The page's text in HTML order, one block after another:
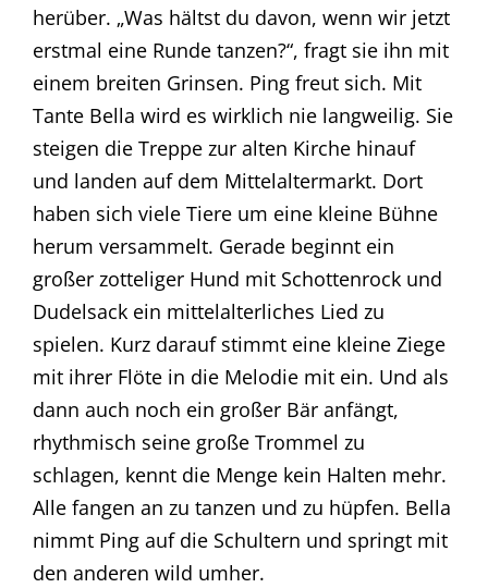
herüber. „Was hältst du davon, wenn wir jetzt
erstmal eine Runde tanzen?“, fragt sie ihn mit
einem breiten Grinsen. Ping freut sich. Mit
Tante Bella wird es wirklich nie langweilig. Sie
steigen die Treppe zur alten Kirche hinauf
und landen auf dem Mittelaltermarkt. Dort
haben sich viele Tiere um eine kleine Bühne
herum versammelt. Gerade beginnt ein
großer zotteliger Hund mit Schottenrock und
Dudelsack ein mittelalterliches Lied zu
spielen. Kurz darauf stimmt eine kleine Ziege
mit ihrer Flöte in die Melodie mit ein. Und als
dann auch noch ein großer Bär anfängt,
rhythmisch seine große Trommel zu
schlagen, kennt die Menge kein Halten mehr.
Alle fangen an zu tanzen und zu hüpfen. Bella
nimmt Ping auf die Schultern und springt mit
den anderen wild umher.